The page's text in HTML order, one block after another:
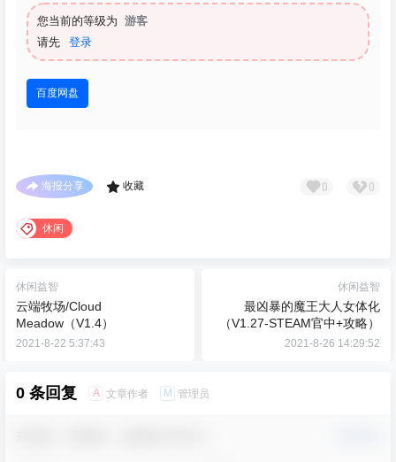
您当前的等级为 游客
请先
登录
百度网盘
海报分享 收藏 0 0
休闲
休闲益智
云端牧场/Cloud
Meadow（V1.4）
2021-8-22 5:37:43
休闲益智
最凶暴的魔王大人女体化
（V1.27-STEAM官中+攻略）
2021-8-26 14:29:52
0 条回复 A 文章作者 M 管理员